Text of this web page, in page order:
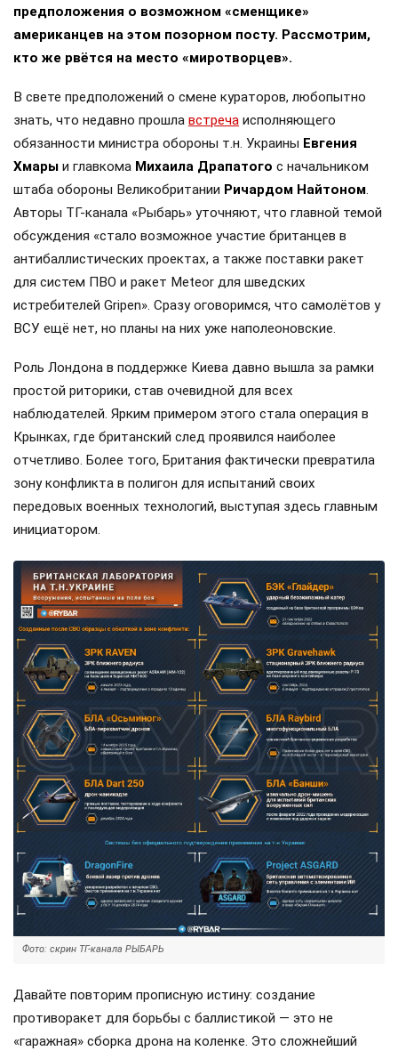
предположения о возможном «сменщике»
американцев на этом позорном посту. Рассмотрим,
кто же рвётся на место «миротворцев».
В свете предположений о смене кураторов, любопытно
знать, что недавно прошла встреча исполняющего
обязанности министра обороны т.н. Украины Евгения
Хмары и главкома Михаила Драпатого с начальником
штаба обороны Великобритании Ричардом Найтоном.
Авторы ТГ-канала «Рыбарь» уточняют, что главной темой
обсуждения «стало возможное участие британцев в
антибаллистических проектах, а также поставки ракет
для систем ПВО и ракет Meteor для шведских
истребителей Gripen». Сразу оговоримся, что самолётов у
ВСУ ещё нет, но планы на них уже наполеоновские.
Роль Лондона в поддержке Киева давно вышла за рамки
простой риторики, став очевидной для всех
наблюдателей. Ярким примером этого стала операция в
Крынках, где британский след проявился наиболее
отчетливо. Более того, Британия фактически превратила
зону конфликта в полигон для испытаний своих
передовых военных технологий, выступая здесь главным
инициатором.
Фото: скрин ТГ-канала РЫБАРЬ
Давайте повторим прописную истину: создание
противоракет для борьбы с баллистикой — это не
«гаражная» сборка дрона на коленке. Это сложнейший